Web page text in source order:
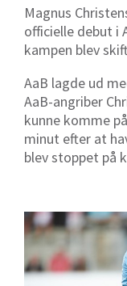
Magnus
officielle debut i
kampen blev
AaB lagde ud
AaB-angriber
kunne komme
minut efter at
blev stoppet på